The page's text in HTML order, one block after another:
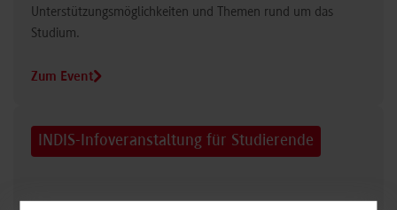
Unterstützungsmöglichkeiten und Themen rund um das
Studium.
Zum Event
INDIS-Infoveranstaltung für Studierende